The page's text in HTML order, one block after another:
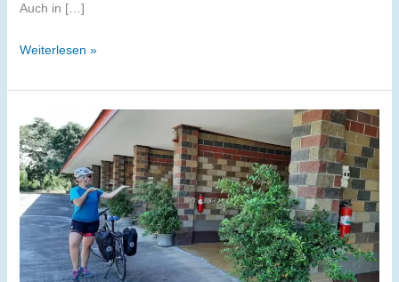
Auch in […]
Update
Koh
Samed
–
familienfreundlicher
Strand
oder
Party?
Weiterlesen »